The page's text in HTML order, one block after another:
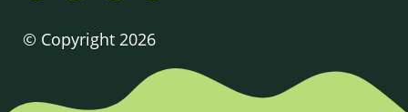
© Copyright 2026